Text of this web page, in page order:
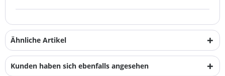
Ähnliche Artikel
Kunden haben sich ebenfalls angesehen